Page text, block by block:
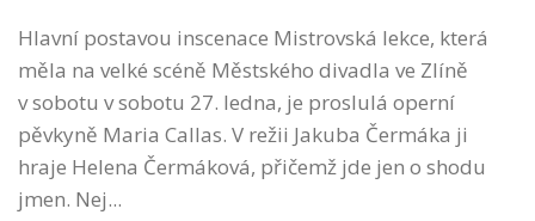
Hlavní postavou inscenace Mistrovská lekce, která
měla na velké scéně Městského divadla ve Zlíně
v sobotu v sobotu 27. ledna, je proslulá operní
pěvkyně Maria Callas. V režii Jakuba Čermáka ji
hraje Helena Čermáková, přičemž jde jen o shodu
jmen. Nej...